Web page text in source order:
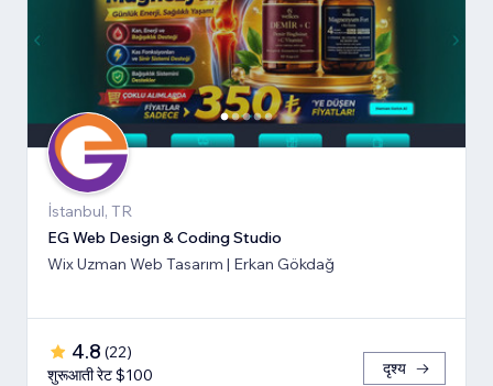
İstanbul, TR
EG Web Design & Coding Studio
Wix Uzman Web Tasarım | Erkan Gökdağ
4.8 (22)
शुरूआती रेट $100
दृश्य